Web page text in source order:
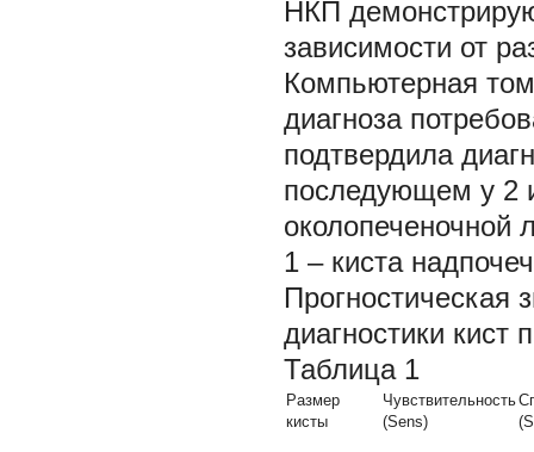
НКП
зависимости от
Компьютерная
диагноза
подтвердила
последующем у 2
околопеченочной
1 – киста
Прогностическая
диагностики кист
Таблица 1
Размер
кисты
Чувствительность
(Sens)